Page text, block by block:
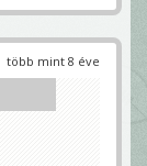
több mint 8 éve